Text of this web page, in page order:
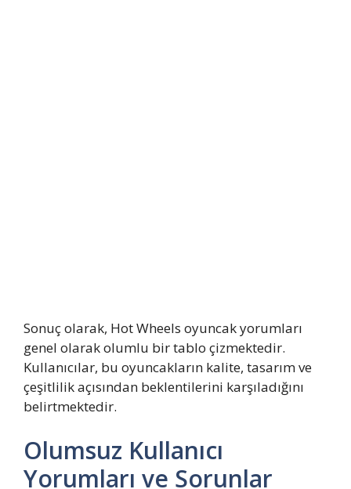
Sonuç olarak, Hot Wheels oyuncak yorumları
genel olarak olumlu bir tablo çizmektedir.
Kullanıcılar, bu oyuncakların kalite, tasarım ve
çeşitlilik açısından beklentilerini karşıladığını
belirtmektedir.
Olumsuz Kullanıcı
Yorumları ve Sorunlar